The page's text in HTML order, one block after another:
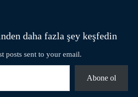
daha fazla şey keşfedin
posts sent to your email.
Abone ol